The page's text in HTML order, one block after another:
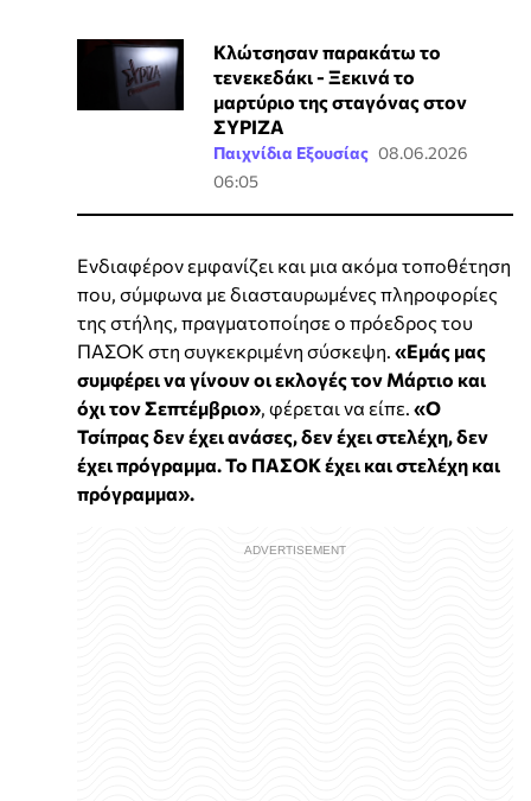
Κλώτσησαν παρακάτω το
τενεκεδάκι - Ξεκινά το
μαρτύριο της σταγόνας στον
ΣΥΡΙΖΑ
Παιχνίδια Εξουσίας 08.06.2026
06:05
Ενδιαφέρον εμφανίζει και μια ακόμα τοποθέτηση
που, σύμφωνα με διασταυρωμένες πληροφορίες
της στήλης, πραγματοποίησε ο πρόεδρος του
ΠΑΣΟΚ στη συγκεκριμένη σύσκεψη. «Εμάς μας
συμφέρει να γίνουν οι εκλογές τον Μάρτιο και
όχι τον Σεπτέμβριο», φέρεται να είπε. «Ο
Τσίπρας δεν έχει ανάσες, δεν έχει στελέχη, δεν
έχει πρόγραμμα. Το ΠΑΣΟΚ έχει και στελέχη και
πρόγραμμα».